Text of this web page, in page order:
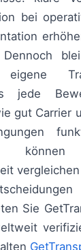
bei
eigene
jede
gut Carrier
Sie